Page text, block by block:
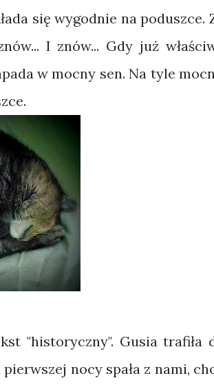
się wygodnie na poduszce.
I znów... Gdy już
w mocny sen. Na tyle
"historyczny". Gusia trafiła
nocy spała z nami,